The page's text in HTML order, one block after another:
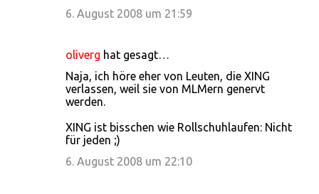
6. August 2008 um 21:59
oliverg hat gesagt…
Naja, ich höre eher von Leuten, die XING
verlassen, weil sie von MLMern genervt
werden.
XING ist bisschen wie Rollschuhlaufen: Nicht
für jeden ;)
6. August 2008 um 22:10